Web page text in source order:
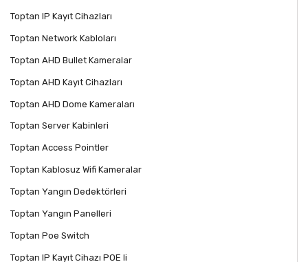
Toptan IP Kayıt Cihazları
Toptan Network Kabloları
Toptan AHD Bullet Kameralar
Toptan AHD Kayıt Cihazları
Toptan AHD Dome Kameraları
Toptan Server Kabinleri
Toptan Access Pointler
Toptan Kablosuz Wifi Kameralar
Toptan Yangın Dedektörleri
Toptan Yangın Panelleri
Toptan Poe Switch
Toptan IP Kayıt Cihazı POE li